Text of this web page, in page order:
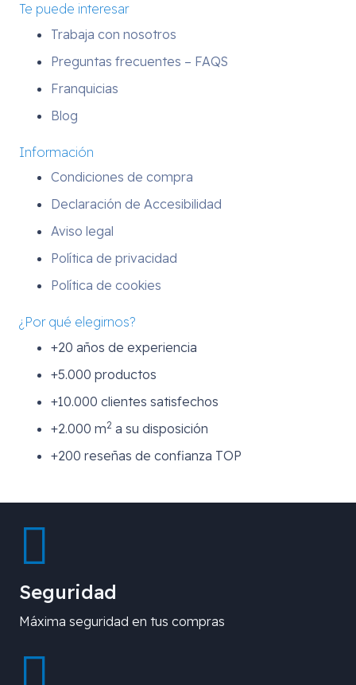
Te puede interesar
Trabaja con nosotros
Preguntas frecuentes – FAQS
Franquicias
Blog
Información
Condiciones de compra
Declaración de Accesibilidad
Aviso legal
Política de privacidad
Política de cookies
¿Por qué elegirnos?
+20 años de experiencia
+5.000 productos
+10.000 clientes satisfechos
+2.000 m2 a su disposición
+200 reseñas de confianza TOP
Seguridad
Máxima seguridad en tus compras